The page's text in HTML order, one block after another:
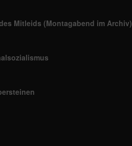
Mitleids (Montagabend im Archiv)